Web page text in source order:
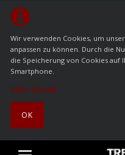
Wir verwenden Cookies, um
anpassen zu können. Durch die
die Speicherung von Cookies
Smartphone.
Mehr Details
OK